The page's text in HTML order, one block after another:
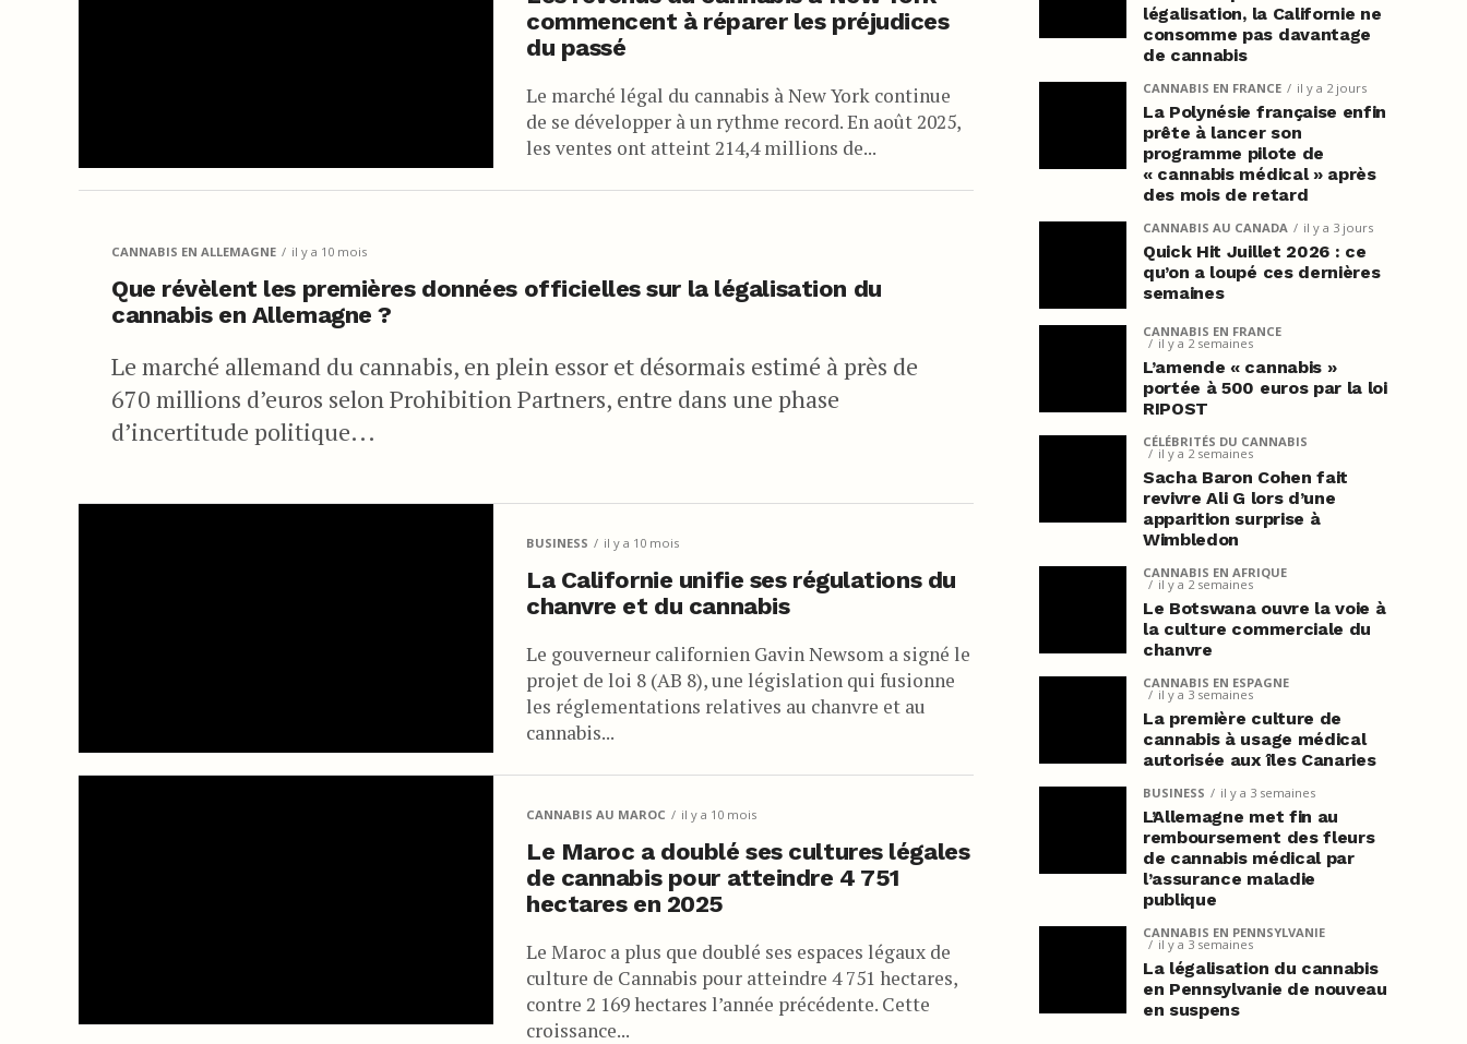
commencent à réparer les préjudices
du passé
Le marché légal du cannabis à New York continue
de se développer à un rythme record. En août 2025,
les ventes ont atteint 214,4 millions de...
CANNABIS EN ALLEMAGNE il y a 10 mois
Que révèlent les premières données officielles sur la légalisation du
cannabis en Allemagne ?
Le marché allemand du cannabis, en plein essor et désormais estimé à près de
670 millions d’euros selon Prohibition Partners, entre dans une phase
d’incertitude politique...
BUSINESS il y a 10 mois
La Californie unifie ses régulations du
chanvre et du cannabis
Le gouverneur californien Gavin Newsom a signé le
projet de loi 8 (AB 8), une législation qui fusionne
les réglementations relatives au chanvre et au
cannabis...
CANNABIS AU MAROC il y a 10 mois
Le Maroc a doublé ses cultures légales
de cannabis pour atteindre 4 751
hectares en 2025
Le Maroc a plus que doublé ses espaces légaux de
culture de Cannabis pour atteindre 4 751 hectares,
contre 2 169 hectares l’année précédente. Cette
croissance...
légalisation, la Californie ne
consomme pas davantage
de cannabis
CANNABIS EN FRANCE il y a 2 jours
La Polynésie française enfin
prête à lancer son
programme pilote de
« cannabis médical » après
des mois de retard
CANNABIS AU CANADA il y a 3 jours
Quick Hit Juillet 2026 : ce
qu’on a loupé ces dernières
semaines
CANNABIS EN FRANCE
il y a 2 semaines
L’amende « cannabis »
portée à 500 euros par la loi
RIPOST
CÉLÉBRITÉS DU CANNABIS
il y a 2 semaines
Sacha Baron Cohen fait
revivre Ali G lors d’une
apparition surprise à
Wimbledon
CANNABIS EN AFRIQUE
il y a 2 semaines
Le Botswana ouvre la voie à
la culture commerciale du
chanvre
CANNABIS EN ESPAGNE
il y a 3 semaines
La première culture de
cannabis à usage médical
autorisée aux îles Canaries
BUSINESS il y a 3 semaines
L’Allemagne met fin au
remboursement des fleurs
de cannabis médical par
l’assurance maladie
publique
CANNABIS EN PENNSYLVANIE
il y a 3 semaines
La légalisation du cannabis
en Pennsylvanie de nouveau
en suspens